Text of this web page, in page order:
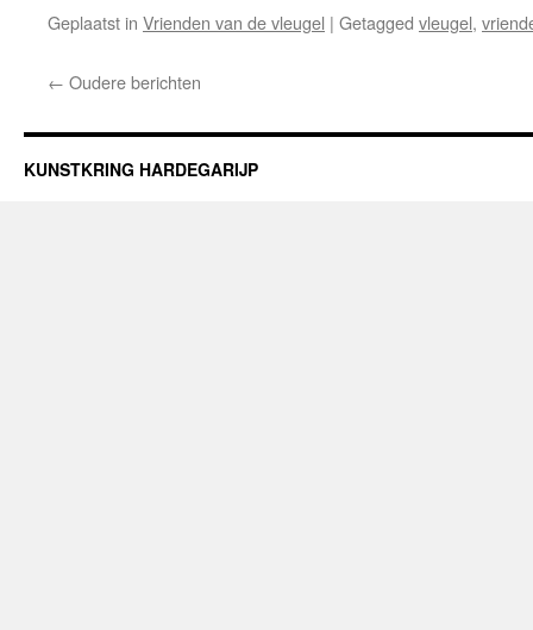
Geplaatst in Vrienden van de vleugel | Getagged vleugel,
← Oudere berichten
KUNSTKRING HARDEGARIJP